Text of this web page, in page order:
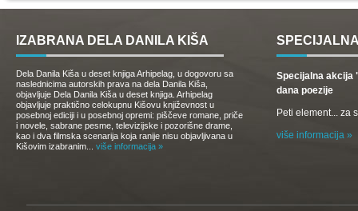
IZABRANA DELA DANILA KIŠA
Dela Danila Kiša u deset knjiga Arhipelag, u dogovoru sa
naslednicima autorskih prava na dela Danila Kiša,
objavljuje Dela Danila Kiša u deset knjiga. Arhipelag
objavljuje praktično celokupnu Kišovu književnost u
posebnoj ediciji i u posebnoj opremi: piščeve romane, priče
i novele, sabrane pesme, televizijske i pozorišne drame,
kao i dva filmska scenarija koja ranije nisu objavljivana u
Kišovim izabranim... više informacija »
Specijalna akcija
dana poezije
Peti element... za
više informacija »